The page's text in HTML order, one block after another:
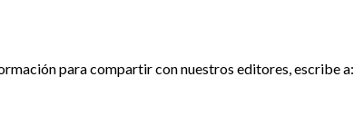
para compartir con nuestros editores, escribe a: